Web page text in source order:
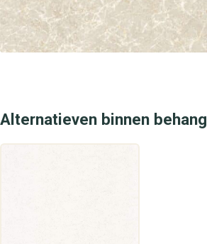
Alternatieven binnen behang